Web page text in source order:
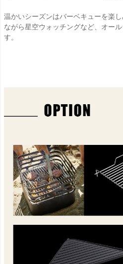
温かいシーズンはバーベキューを楽
ながら星空ウォッチングなど、オー
す。